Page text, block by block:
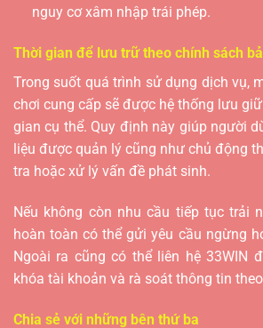
nguy cơ xâm nhập trái phép.
Thời gian để lưu trữ theo chính sách
Trong suốt quá trình sử dụng dịch vụ,
chơi cung cấp sẽ được hệ thống lưu
gian cụ thể. Quy định này giúp người
liệu được quản lý cũng như chủ động
tra hoặc xử lý vấn đề phát sinh.
Nếu không còn nhu cầu tiếp tục trải
hoàn toàn có thể gửi yêu cầu ngừng
Ngoài ra cũng có thể liên hệ 33WIN
khóa tài khoản và rà soát thông tin
Chia sẻ với những bên thứ ba